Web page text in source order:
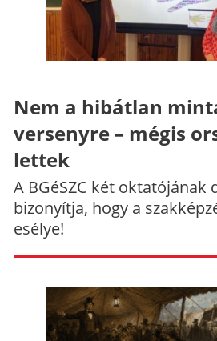
Nem a hibátlan
versenyre – mégis
lettek
A BGéSZC két
bizonyítja, hogy a
esélye!